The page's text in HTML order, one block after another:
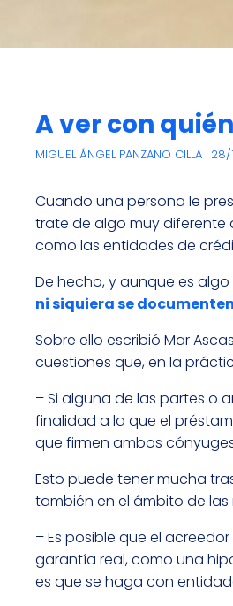
A ver con
MIGUEL ÁNGEL PANZANO CILLA 28/
Cuando una persona le
trate de algo muy diferente
como las entidades de
De hecho, y aunque es
ni siquiera se
Sobre ello escribió Mar
cuestiones que, en la
– Si alguna de las partes o
finalidad a la que el
que firmen ambos
Esto puede tener mucha
también en el ámbito de
– Es posible que el
garantía real, como una
es que se haga con